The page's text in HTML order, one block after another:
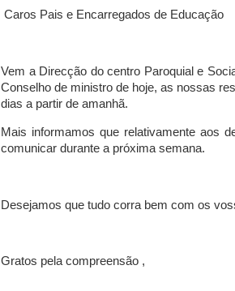
Caros Pais e Encarregados de Educação
Vem a Direcção do centro Paroquial e
Conselho de ministro de hoje, as nossas
dias a partir de amanhã.
Mais informamos que relativamente aos
comunicar durante a próxima semana.
Desejamos que tudo corra bem com os
Gratos pela compreensão ,